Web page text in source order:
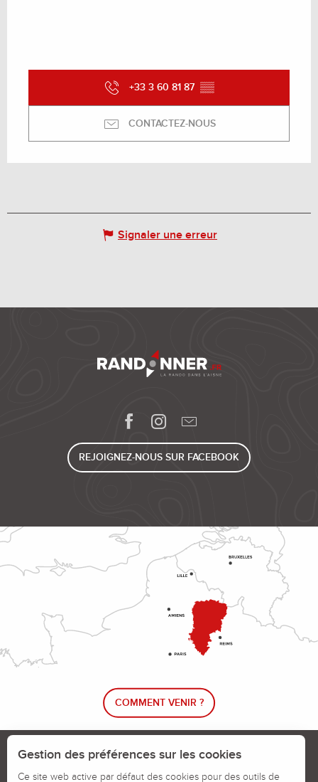
+33 3 60 81 87 ▒▒
CONTACTEZ-NOUS
Signaler une erreur
REJOIGNEZ-NOUS SUR FACEBOOK
COMMENT VENIR ?
Le blog rando !
Calendrier des jours chassés
Gestion des préférences sur les cookies
Ce site web active par défaut des cookies pour des outils de